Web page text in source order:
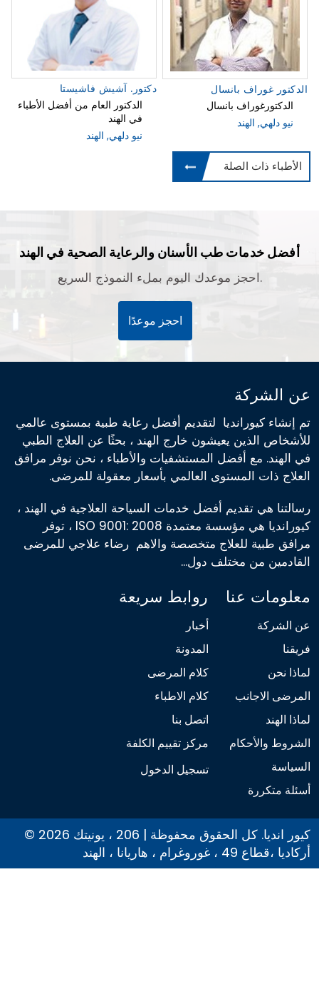
دكتور. آشيش فاشيستا
الدكتور العام من أفضل الأطباء
في الهند
نيو دلهي, الهند
الدكتور غوراف بانسال
الدكتورغوراف بانسال
نيو دلهي, الهند
الأطباء ذات الصلة
أفضل خدمات طب الأسنان والرعاية الصحية في الهند
احجز موعدك اليوم بملء النموذج السريع.
احجز موعدًا
عن الشركة
تم إنشاء كيورانديا لتقديم أفضل رعاية طبية بمستوى عالمي
للأشخاص الذين يعيشون خارج الهند ، بحثًا عن العلاج الطبي
في الهند. مع أفضل المستشفيات والأطباء ، نحن نوفر مرافق
العلاج ذات المستوى العالمي بأسعار معقولة للمرضى.
رسالتنا هي تقديم أفضل خدمات السياحة العلاجية في الهند ،
كيورانديا هي مؤسسة معتمدة ISO 9001: 2008 ، توفر
مرافق طبية للعلاج متخصصة والاهم رضاء علاجي للمرضى
القادمين من مختلف دول...
معلومات عنا
عن الشركة
فريقنا
لماذا نحن
المرضى الاجانب
لماذا الهند
الشروط والأحكام
السياسة
أسئلة متكررة
روابط سريعة
أخبار
المدونة
كلام المرضى
كلام الاطباء
اتصل بنا
مركز تقييم الكلفة
تسجيل الدخول
© 2026 كيور انديا. كل الحقوق محفوظة | 206 ، يونيتك
أركاديا ،قطاع 49 ، غوروغرام ، هاريانا ، الهند